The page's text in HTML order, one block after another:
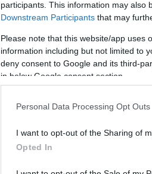
participants. This information may also
Downstream Participants that may
Please note that this website/app uses
information including but not limited to
deny consent to Google and its third-
in below Google consent section.
Personal Data Processing Opt Outs
I want to opt-out of the Sharing of
Opted In